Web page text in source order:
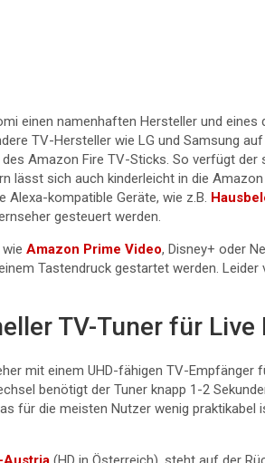
einen namenhaften Hersteller und
TV-Hersteller wie LG und Samsung
Amazon Fire TV-Sticks. So verfügt der
lässt sich auch kinderleicht in die
Alexa-kompatible Geräte, wie z.B.
gesteuert werden.
Amazon Prime Video, Disney+ oder
Tastendruck gestartet werden.
TV-Tuner für Live
mit einem UHD-fähigen TV-Empfänger
benötigt der Tuner knapp 1-2
für die meisten Nutzer wenig praktikabel